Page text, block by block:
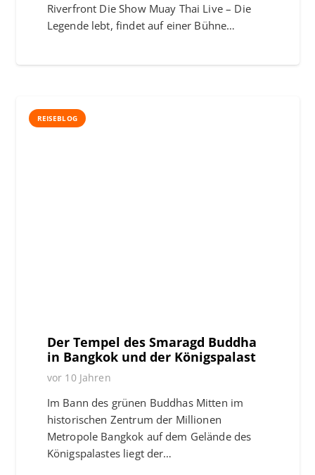
Riverfront Die Show Muay Thai Live – Die
Legende lebt, findet auf einer Bühne…
REISEBLOG
Der Tempel des Smaragd Buddha
in Bangkok und der Königspalast
vor 10 Jahren
Im Bann des grünen Buddhas Mitten im
historischen Zentrum der Millionen
Metropole Bangkok auf dem Gelände des
Königspalastes liegt der…